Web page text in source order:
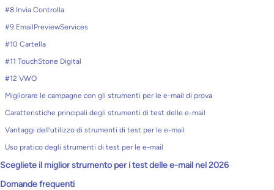
#8 Invia Controlla
#9 EmailPreviewServices
#10 Cartella
#11 TouchStone Digital
#12 VWO
Migliorare le campagne con gli strumenti per le e-mail di prova
Caratteristiche principali degli strumenti di test delle e-mail
Vantaggi dell’utilizzo di strumenti di test per le e-mail
Uso pratico degli strumenti di test per le e-mail
Scegliete il miglior strumento per i test delle e-mail nel 2026
Domande frequenti